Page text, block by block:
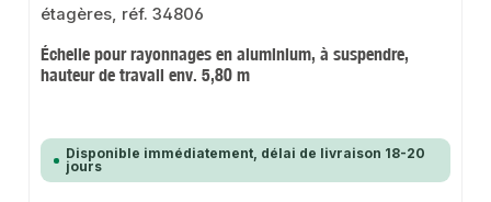
Échelle pour rayonnages en aluminium, à suspendre,
hauteur de travail env. 5,80 m
Disponible immédiatement, délai de livraison 18-20
jours